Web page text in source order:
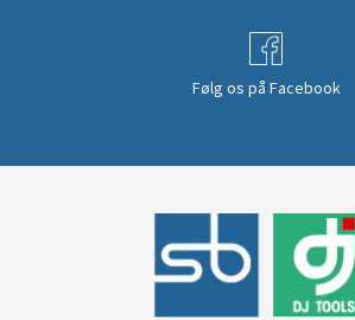
Følg os på Facebook